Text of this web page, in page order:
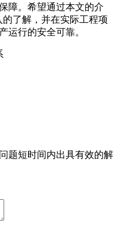
障。希望通过本文的介
了解，并在实际工程项
运行的安全可靠。
题短时间内出具有效的解